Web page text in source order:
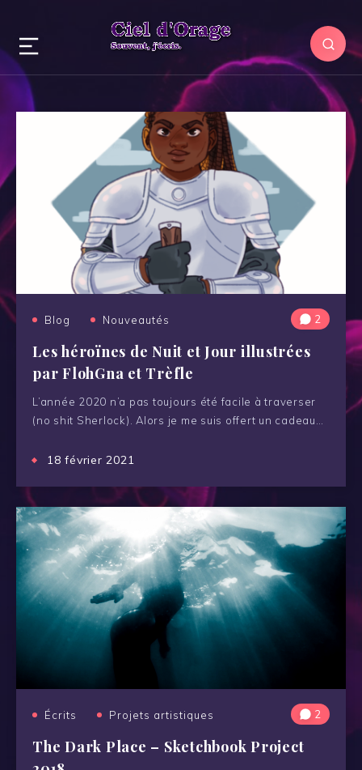
Blog Nouveautés 2
Les héroïnes de Nuit et Jour illustrées
par FlohGna et Trèfle
L’année 2020 n’a pas toujours été facile à traverser
(no shit Sherlock). Alors je me suis offert un cadeau…
18 février 2021
Écrits Projets artistiques 2
The Dark Place – Sketchbook Project